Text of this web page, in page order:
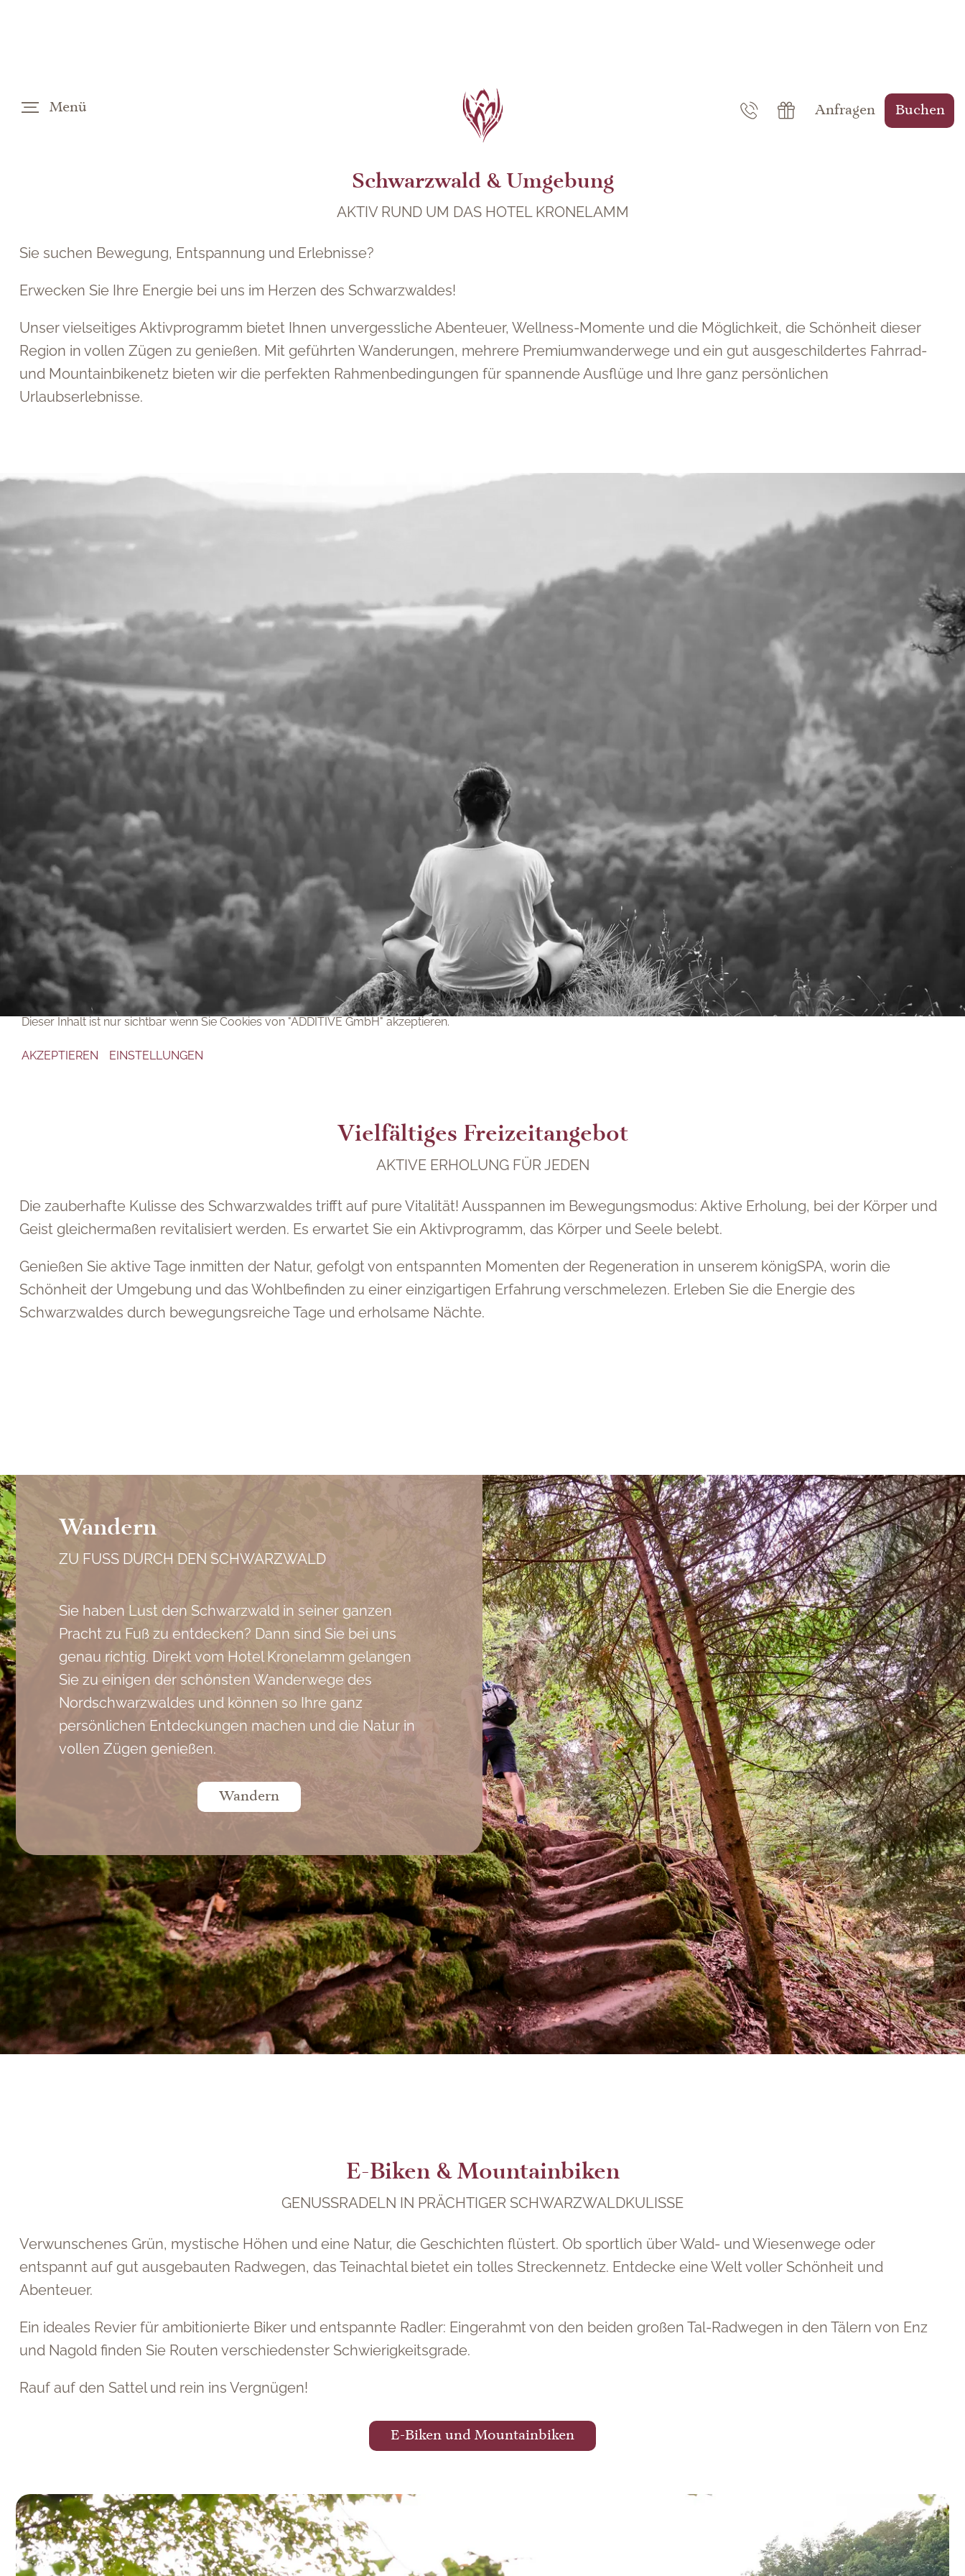
Menü Anfragen Buchen
Schwarzwald & Umgebung
AKTIV RUND UM DAS HOTEL KRONELAMM
Sie suchen Bewegung, Entspannung und Erlebnisse?
Erwecken Sie Ihre Energie bei uns im Herzen des Schwarzwaldes!
Unser vielseitiges Aktivprogramm bietet Ihnen unvergessliche Abenteuer, Wellness-Momente und die Möglichkeit, die Schönheit dieser
Region in vollen Zügen zu genießen. Mit geführten Wanderungen, mehrere Premiumwanderwege und ein gut ausgeschildertes Fahrrad-
und Mountainbikenetz bieten wir die perfekten Rahmenbedingungen für spannende Ausflüge und Ihre ganz persönlichen
Urlaubserlebnisse.
Vielfältiges Freizeitangebot
AKTIVE ERHOLUNG FÜR JEDEN
Die zauberhafte Kulisse des Schwarzwaldes trifft auf pure Vitalität! Ausspannen im Bewegungsmodus: Aktive Erholung, bei der Körper und
Geist gleichermaßen revitalisiert werden. Es erwartet Sie ein Aktivprogramm, das Körper und Seele belebt.
Genießen Sie aktive Tage inmitten der Natur, gefolgt von entspannten Momenten der Regeneration in unserem königSPA, worin die
Schönheit der Umgebung und das Wohlbefinden zu einer einzigartigen Erfahrung verschmelezen. Erleben Sie die Energie des
Schwarzwaldes durch bewegungsreiche Tage und erholsame Nächte.
Wandern
ZU FUSS DURCH DEN SCHWARZWALD
Sie haben Lust den Schwarzwald in seiner ganzen
Pracht zu Fuß zu entdecken? Dann sind Sie bei uns
genau richtig. Direkt vom Hotel Kronelamm gelangen
Sie zu einigen der schönsten Wanderwege des
Nordschwarzwaldes und können so Ihre ganz
persönlichen Entdeckungen machen und die Natur in
vollen Zügen genießen.
Wandern
E-Biken & Mountainbiken
GENUSSRADELN IN PRÄCHTIGER SCHWARZWALDKULISSE
Verwunschenes Grün, mystische Höhen und eine Natur, die Geschichten flüstert. Ob sportlich über Wald- und Wiesenwege oder
entspannt auf gut ausgebauten Radwegen, das Teinachtal bietet ein tolles Streckennetz. Entdecke eine Welt voller Schönheit und
Abenteuer.
Ein ideales Revier für ambitionierte Biker und entspannte Radler: Eingerahmt von den beiden großen Tal-Radwegen in den Tälern von Enz
und Nagold finden Sie Routen verschiedenster Schwierigkeitsgrade.
Rauf auf den Sattel und rein ins Vergnügen!
E-Biken und Mountainbiken
DATENSCHUTZ
Dieser Inhalt ist nur sichtbar wenn Sie Cookies von "Dialogshift GmbH" akzeptieren.
AKZEPTIEREN EINSTELLUNGEN
DATENSCHUTZ
Dieser Inhalt ist nur sichtbar wenn Sie Cookies von "ADDITIVE GmbH" akzeptieren.
AKZEPTIEREN EINSTELLUNGEN